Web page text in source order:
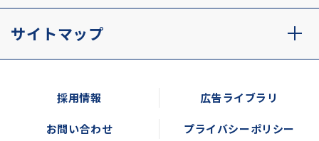
サイトマップ
採用情報 広告ライブラリ
お問い合わせ プライバシーポリシー